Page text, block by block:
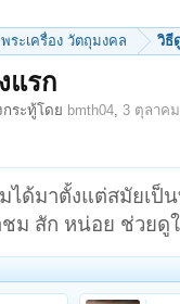
พระเครื่อง วัตถุมงคล วิธี
แรก
กระทู้โดย bmth04, 3 ตุลาค
ได้มาตั้งแต่สมัยเป็
ชม สัก หน่อย ช่วยดู